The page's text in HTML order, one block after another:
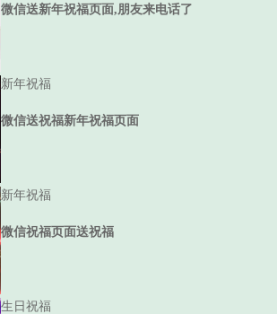
微信送新年祝福页面,朋友来电话了
新年祝福
微信送祝福新年祝福页面
新年祝福
微信祝福页面送祝福
生日祝福